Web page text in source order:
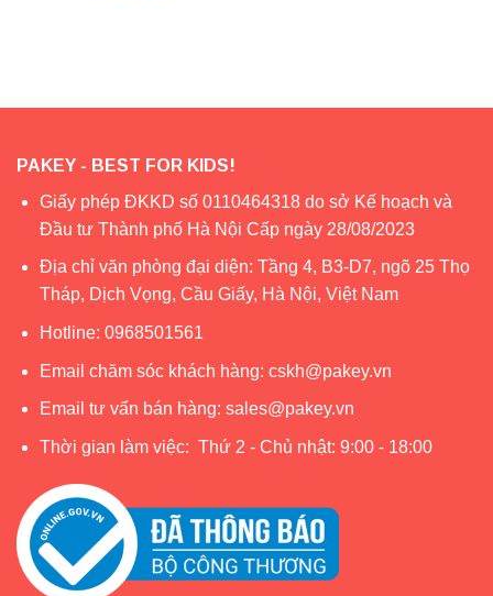
PAKEY - BEST FOR KIDS!
Giấy phép ĐKKD số 0110464318 do sở Kế hoạch và
Đầu tư Thành phố Hà Nội Cấp ngày 28/08/2023
Địa chỉ văn phòng đại diện: Tầng 4, B3-D7, ngõ 25 Thọ
Tháp, Dịch Vọng, Cầu Giấy, Hà Nội, Việt Nam
Hotline: 0968501561
Email chăm sóc khách hàng: cskh@pakey.vn
Email tư vấn bán hàng: sales@pakey.vn
Thời gian làm việc: Thứ 2 - Chủ nhật: 9:00 - 18:00